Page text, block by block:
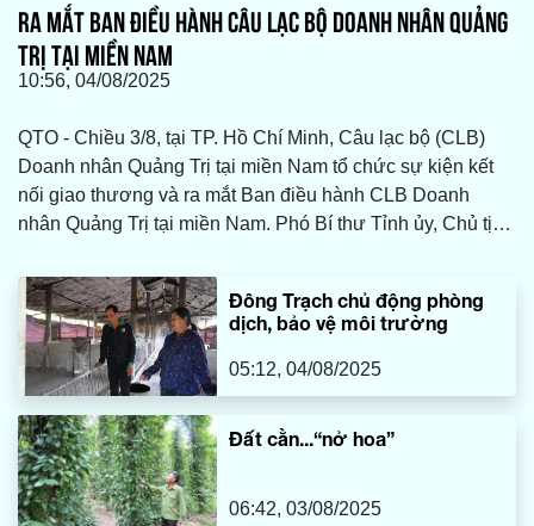
RA MẮT BAN ĐIỀU HÀNH CÂU LẠC BỘ DOANH NHÂN QUẢNG
TRỊ TẠI MIỀN NAM
10:56, 04/08/2025
QTO - Chiều 3/8, tại TP. Hồ Chí Minh, Câu lạc bộ (CLB)
Doanh nhân Quảng Trị tại miền Nam tổ chức sự kiện kết
nối giao thương và ra mắt Ban điều hành CLB Doanh
nhân Quảng Trị tại miền Nam. Phó Bí thư Tỉnh ủy, Chủ tịch
Lê Đức Tiến; đại diện lãnh đạo các sở, ban, ngành cùng
đông đảo doanh nghiệp, doanh nhân Quảng Trị tại TP. Hồ
Chí Minh và các tỉnh miền Nam tham dự.
Đông Trạch chủ động phòng
dịch, bảo vệ môi trường
05:12, 04/08/2025
Đất cằn...“nở hoa”
06:42, 03/08/2025